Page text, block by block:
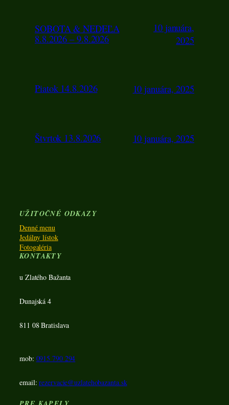
SOBOTA & NEDEĽA
8.8.2026 – 9.8.2026
10 januára,
2025
Piatok 14.8.2026 10 januára, 2025
Štvrtok 13.8.2026 10 januára, 2025
UŽITOČNÉ ODKAZY
Denné menu
Jedálny lístok
Fotogaléria
KONTAKTY
u Zlatého Bažanta
Dunajská 4
811 08 Bratislava
mob: 0915 790 294
email:rezervacie@uzlatehobazanta.sk